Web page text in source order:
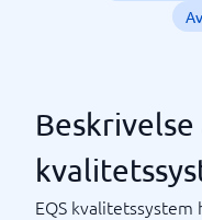
Beskrivelse
EQS